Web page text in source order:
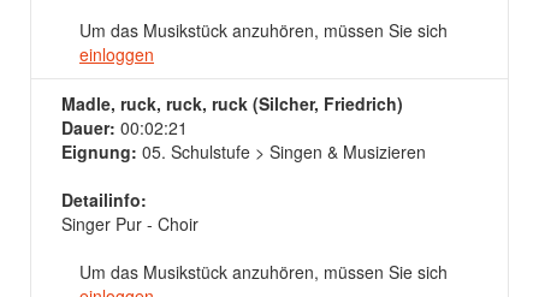
Um das Musikstück anzuhören, müssen Sie sich
einloggen
Madle, ruck, ruck, ruck (Silcher, Friedrich)
Dauer: 00:02:21
Eignung: 05. Schulstufe > Singen & Musizieren
Detailinfo:
Singer Pur - Choir
Um das Musikstück anzuhören, müssen Sie sich